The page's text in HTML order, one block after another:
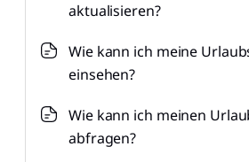
aktualisieren?
Wie kann ich meine
einsehen?
Wie kann ich meinen
abfragen?